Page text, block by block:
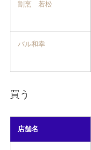
割烹 若松
バル和幸
買う
店舗名